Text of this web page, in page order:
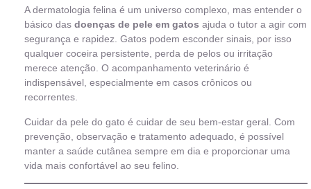
A dermatologia felina é um universo complexo, mas entender o
básico das doenças de pele em gatos ajuda o tutor a agir com
segurança e rapidez. Gatos podem esconder sinais, por isso
qualquer coceira persistente, perda de pelos ou irritação
merece atenção. O acompanhamento veterinário é
indispensável, especialmente em casos crônicos ou
recorrentes.
Cuidar da pele do gato é cuidar de seu bem-estar geral. Com
prevenção, observação e tratamento adequado, é possível
manter a saúde cutânea sempre em dia e proporcionar uma
vida mais confortável ao seu felino.